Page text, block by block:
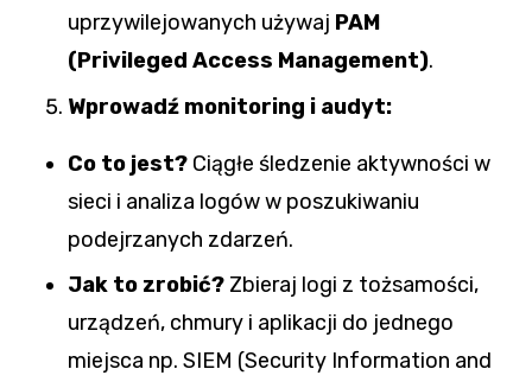
uprzywilejowanych używaj PAM
(Privileged Access Management).
Wprowadź monitoring i audyt:
Co to jest? Ciągłe śledzenie aktywności w
sieci i analiza logów w poszukiwaniu
podejrzanych zdarzeń.
Jak to zrobić? Zbieraj logi z tożsamości,
urządzeń, chmury i aplikacji do jednego
miejsca np. SIEM (Security Information and